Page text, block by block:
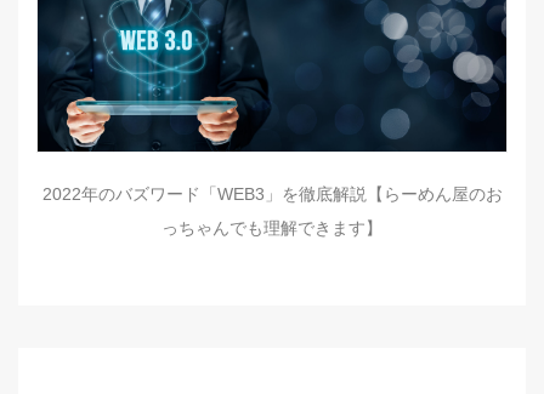
2022年のバズワード「WEB3」を徹底解説【らーめん屋のお
っちゃんでも理解できます】